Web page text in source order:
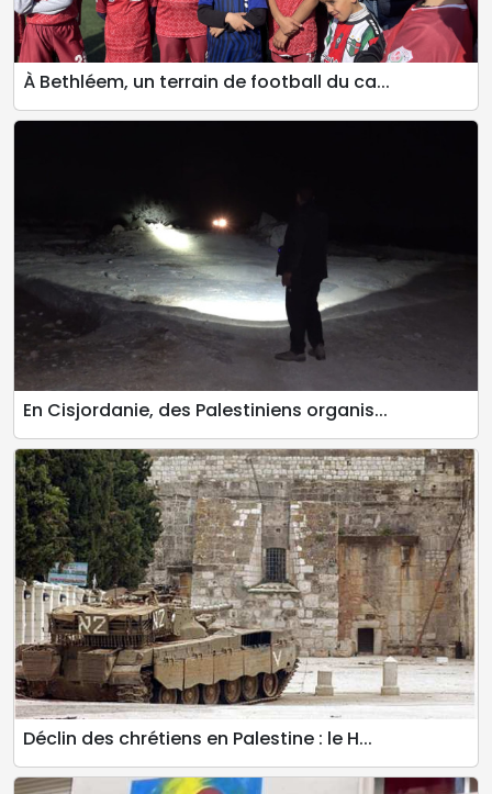
À Bethléem, un terrain de football du ca...
En Cisjordanie, des Palestiniens organis...
Déclin des chrétiens en Palestine : le H...